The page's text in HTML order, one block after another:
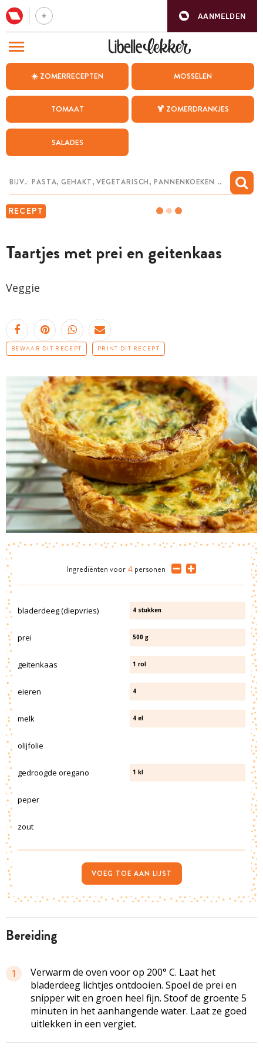
AANMELDEN
☀️ ZOMERRECEPTEN MOSSELEN
TOMAAT 🍹 ZOMERDRANKJES
SALADES
RECEPT
Taartjes met prei en geitenkaas
Veggie
BEWAAR DIT RECEPT PRINT DIT RECEPT
bereiding
1
Verwarm de oven voor op 200° C. Laat het
bladerdeeg lichtjes ontdooien. Spoel de prei en
snipper wit en groen heel fijn. Stoof de groente 5
minuten in het aanhangende water. Laat ze goed
uitlekken in een vergiet.
Ingrediënten voor 4 personen
bladerdeeg (diepvries) 4 stukken
prei 500 g
geitenkaas 1 rol
eieren 4
melk 4 el
olijfolie
gedroogde oregano 1 kl
peper
zout
VOEG TOE AAN LIJST
BEZOEK ONZE ANDERE WEBSITES
WEEKMENU
CHAT MET MAIA
MIJN BEWAARDE RECEPTEN